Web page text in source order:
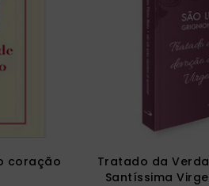
coração
Tratado da
Santíssima